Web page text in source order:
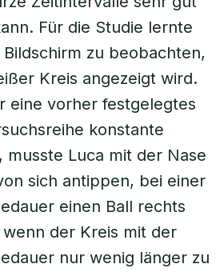
Für die Studie lernte
zu beobachten,
Kreis angezeigt wird.
eine vorher festgelegtes
konstante
musste Luca mit der Nase
sich antippen, bei einer
einen Ball rechts
der Kreis mit der
nur wenig länger zu